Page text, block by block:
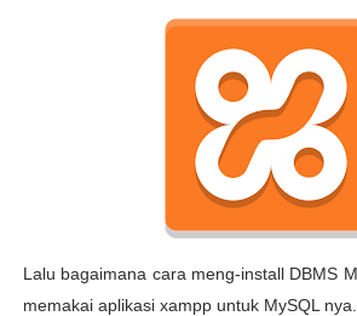
Lalu bagaimana cara meng-install DBMS
memakai aplikasi xampp untuk MySQL nya.